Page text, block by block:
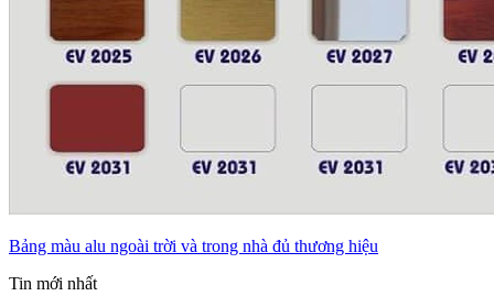
Bảng màu alu ngoài trời và trong nhà đủ thương hiệu
Tin mới nhất